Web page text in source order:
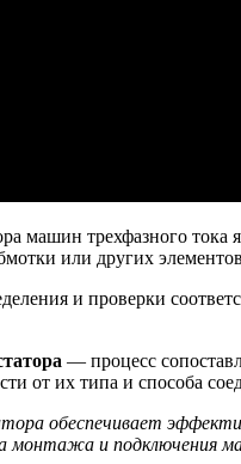
машин трехфазного
или других
и проверки
— процесс
от их типа и способа
обеспечивает
монтажа и подключения